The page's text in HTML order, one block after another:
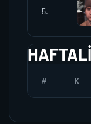
5.
# K